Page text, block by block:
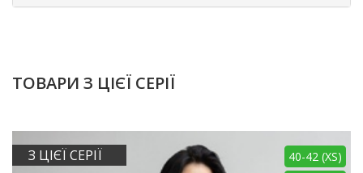
ТОВАРИ З ЦІЄЇ СЕРІЇ
З ЦІЄЇ СЕРІЇ
40-42 (XS)